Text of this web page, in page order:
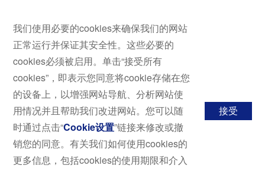
首页
关于我们
服务与解决方案
技术平台
新闻与活动
职业发展
联系我们
行业百科
探索
药物发现
原料药
成品药
我们使用必要的cookies来确保我们的网站
正常运行并保证其安全性。这些必要的
cookies必须被启用。单击“接受所有
cookies”，即表示您同意将cookie存储在您
的设备上，以增强网站导航、分析网站使
用情况并且帮助我们改进网站。您可以随
时通过点击“Cookie设置”链接来修改或撤
销您的同意。有关我们如何使用cookies的
更多信息，包括cookies的使用期限和介入
接受